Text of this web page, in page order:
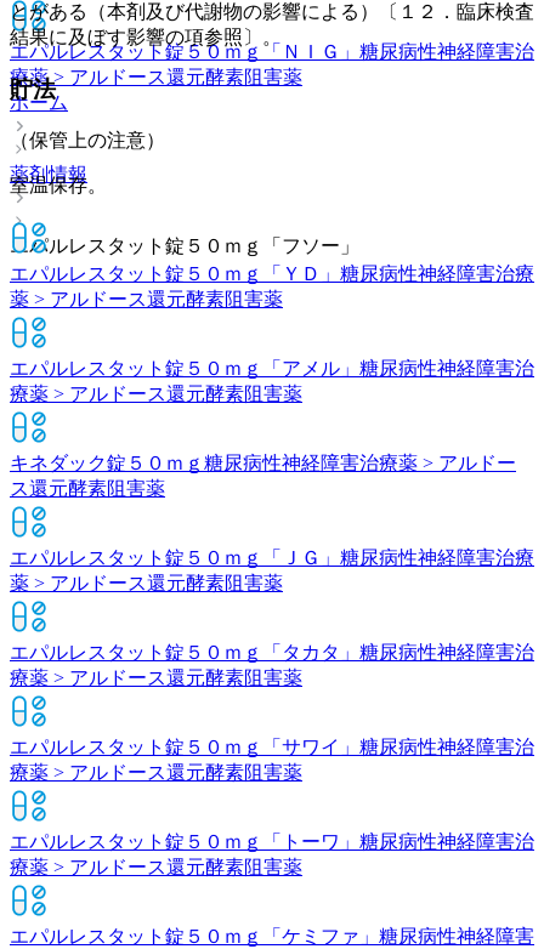
エパルレスタット錠５０ｍｇ「ＮＩＧ」 糖尿病性神経障害治
療薬 > アルドース還元酵素阻害薬
ホーム
薬剤情報
エパルレスタット錠５０ｍｇ「フソー」
とがある（本剤及び代謝物の影響による）〔１２．臨床検査
結果に及ぼす影響の項参照〕。
貯法
（保管上の注意）
室温保存。
エパルレスタット錠５０ｍｇ「ＹＤ」 糖尿病性神経障害治療
薬 > アルドース還元酵素阻害薬
エパルレスタット錠５０ｍｇ「アメル」 糖尿病性神経障害治
療薬 > アルドース還元酵素阻害薬
キネダック錠５０ｍｇ 糖尿病性神経障害治療薬 > アルドー
ス還元酵素阻害薬
エパルレスタット錠５０ｍｇ「ＪＧ」 糖尿病性神経障害治療
薬 > アルドース還元酵素阻害薬
エパルレスタット錠５０ｍｇ「タカタ」 糖尿病性神経障害治
療薬 > アルドース還元酵素阻害薬
エパルレスタット錠５０ｍｇ「サワイ」 糖尿病性神経障害治
療薬 > アルドース還元酵素阻害薬
エパルレスタット錠５０ｍｇ「トーワ」 糖尿病性神経障害治
療薬 > アルドース還元酵素阻害薬
エパルレスタット錠５０ｍｇ「ケミファ」 糖尿病性神経障害